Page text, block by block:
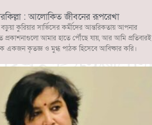
: আলোকিত জীবনের রূপরেখা
বড়ুয়া কুরিয়ার সার্ভিসের কর্মীদের আন্তরিকতায় আপনার
প্রকাশনাগুলো আমার হাতে পৌঁছে যায়, আর আমি প্রতিবারই
একজন কৃতজ্ঞ ও মুগ্ধ পাঠক হিসেবে আবিষ্কার করি।